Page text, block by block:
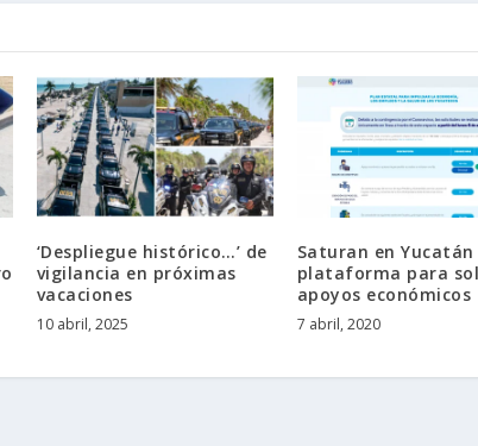
‘Despliegue histórico…’ de
vigilancia en próximas
vacaciones
10 abril, 2025
Saturan en Yucatán
plataforma para
apoyos económicos
7 abril, 2020